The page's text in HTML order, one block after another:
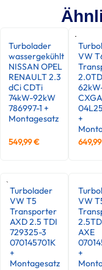
Turbolader
wassergekühlt
NISSAN OPEL
RENAULT 2.3
dCi CDTi
74kW-92kW
786997-1 +
Montagesatz
549,99€
VW
+
Turbolader
VW T5
Transporter
AXD 2.5 TDI
729325-3
070145701K
+
Montagesatz
VW
AXE
+